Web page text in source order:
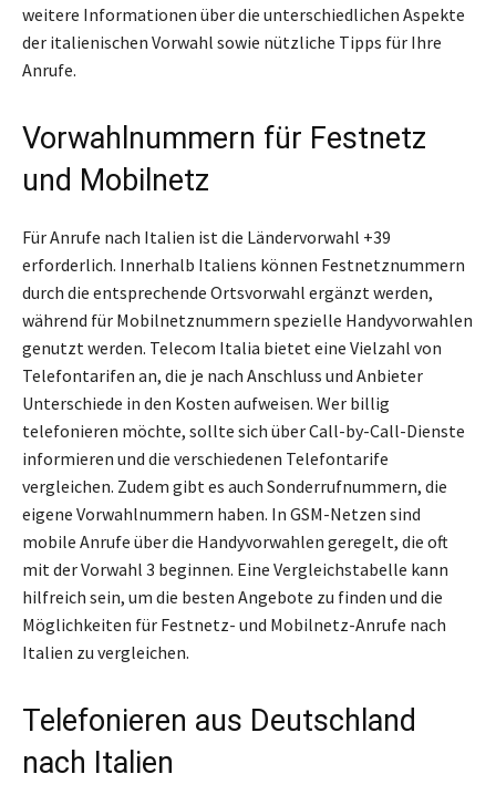
weitere Informationen über die unterschiedlichen Aspekte
der italienischen Vorwahl sowie nützliche Tipps für Ihre
Anrufe.
Vorwahlnummern für Festnetz
und Mobilnetz
Für Anrufe nach Italien ist die Ländervorwahl +39
erforderlich. Innerhalb Italiens können Festnetznummern
durch die entsprechende Ortsvorwahl ergänzt werden,
während für Mobilnetznummern spezielle Handyvorwahlen
genutzt werden. Telecom Italia bietet eine Vielzahl von
Telefontarifen an, die je nach Anschluss und Anbieter
Unterschiede in den Kosten aufweisen. Wer billig
telefonieren möchte, sollte sich über Call-by-Call-Dienste
informieren und die verschiedenen Telefontarife
vergleichen. Zudem gibt es auch Sonderrufnummern, die
eigene Vorwahlnummern haben. In GSM-Netzen sind
mobile Anrufe über die Handyvorwahlen geregelt, die oft
mit der Vorwahl 3 beginnen. Eine Vergleichstabelle kann
hilfreich sein, um die besten Angebote zu finden und die
Möglichkeiten für Festnetz- und Mobilnetz-Anrufe nach
Italien zu vergleichen.
Telefonieren aus Deutschland
nach Italien